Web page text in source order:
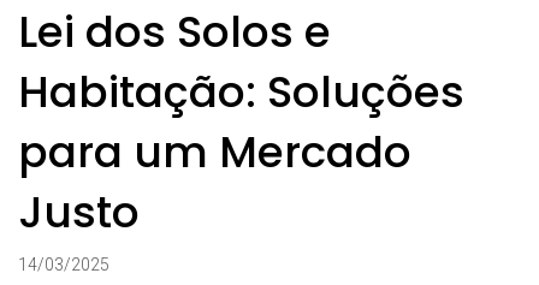
Lei dos Solos e
Habitação: Soluções
para um Mercado
Justo
14/03/2025